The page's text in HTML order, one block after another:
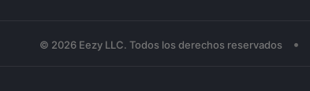
© 2026 Eezy LLC. Todos los derechos reservados •